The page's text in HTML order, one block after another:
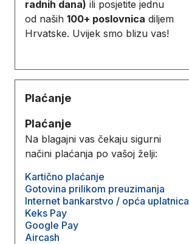
radnih dana) ili posjetite jednu
od naših 100+ poslovnica diljem
Hrvatske. Uvijek smo blizu vas!
Plaćanje
Plaćanje
Na blagajni vas čekaju sigurni
načini plaćanja po vašoj želji:
Kartično plaćanje
Gotovina prilikom preuzimanja
Internet bankarstvo / opća uplatnica
Keks Pay
Google Pay
Aircash